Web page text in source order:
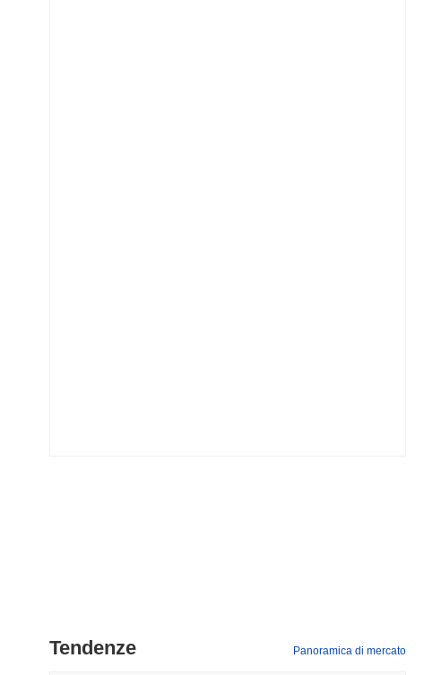
Tendenze Panoramica di mercato